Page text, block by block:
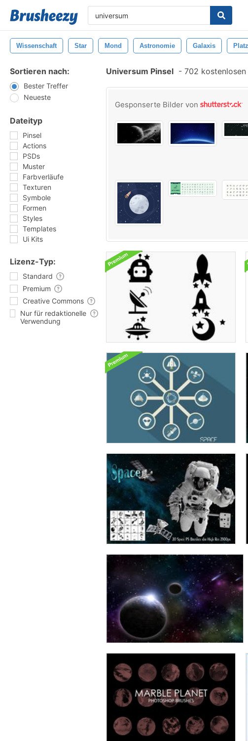
Wissenschaft Star Mond Astronomie Galaxis Platz
Sortieren nach:
Bester Treffer
Neueste
Dateityp
Pinsel
Actions
PSDs
Muster
Farbverläufe
Texturen
Symbole
Formen
Styles
Templates
Ui Kits
Lizenz-Typ:
Standard
Premium
Creative Commons
Nur für redaktionelle
Verwendung
Universum Pinsel - 702
Gesponserte Bilder von